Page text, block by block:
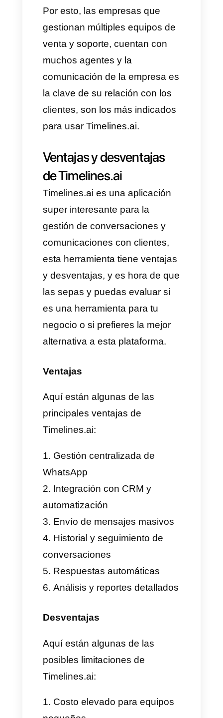
mensajerías como WhatsApp y
crear flujos y bases de datos de
clientes especializadas y
optimizadas para la venta.
¿Quién usa Timelines.ai?
para equipos de venta, soporte
o call centers que atienden una
gran cantidad de mensajes y
comunicaciones por apps de
mensajería de forma diaria.
Está hecha para gerenciar
equipos y manejar un alto
volumen de conversaciones
entre equipos de venta y
soporte, gestionando toda la
comunicación de forma sencilla,
Por esto, las empresas que
venta y soporte, cuentan con
muchos agentes y la
comunicación de la empresa es
la clave de su relación con los
clientes, son los más indicados
de Timelines.ai
Timelines.ai es una aplicación
super interesante para la
comunicaciones con clientes,